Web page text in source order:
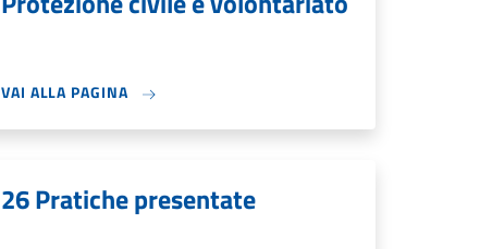
VAI ALLA PAGINA
26 Pratiche presentate